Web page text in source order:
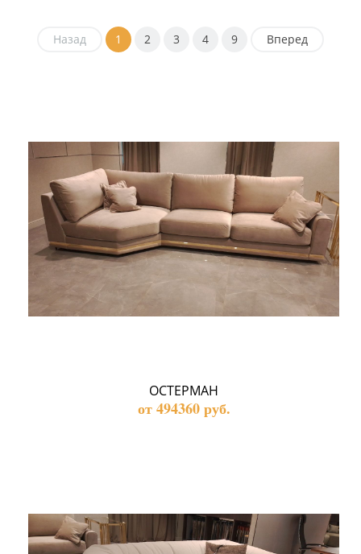
Назад 1 2 3 4 9 Вперед
ОСТЕРМАН
от 494360 руб.